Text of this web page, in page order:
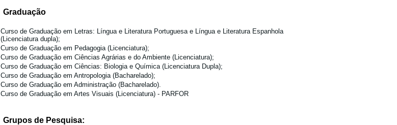
Graduação
Curso de Graduação em Letras: Língua e Literatura Portuguesa e Língua e Literatura Espanhola
(Licenciatura dupla);
Curso de Graduação em Pedagogia (Licenciatura);
Curso de Graduação em Ciências Agrárias e do Ambiente (Licenciatura);
Curso de Graduação em Ciências: Biologia e Química (Licenciatura Dupla);
Curso de Graduação em Antropologia (Bacharelado);
Curso de Graduação em Administração (Bacharelado).
Curso de Graduação em Artes Visuais (Licenciatura) - PARFOR
Grupos de Pesquisa: